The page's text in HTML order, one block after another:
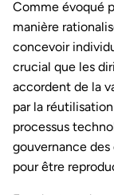
Comme évoqué
manière
concevoir
crucial que les
accordent de la
par la
processus
gouvernance
pour être